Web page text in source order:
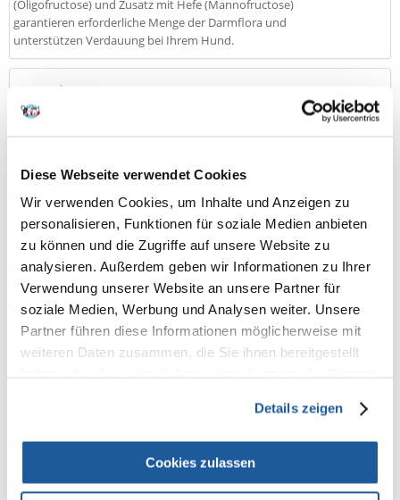
Diese Webseite verwendet Cookies
Wir verwenden Cookies, um Inhalte und Anzeigen zu
personalisieren, Funktionen für soziale Medien anbieten
zu können und die Zugriffe auf unsere Website zu
analysieren. Außerdem geben wir Informationen zu Ihrer
Verwendung unserer Website an unsere Partner für
soziale Medien, Werbung und Analysen weiter. Unsere
Partner führen diese Informationen möglicherweise mit
weiteren Daten zusammen, die Sie ihnen bereitgestellt
Details zeigen
Cookies zulassen
(Oligofructose) und Zusatz mit Hefe (Mannofructose)
garantieren erforderliche Menge der Darmflora und
unterstützen Verdauung bei Ihrem Hund.
Richtig bilanzierte Fettsäure des Typs Omega-3 und
Omega-6 garantieren in Verbindung mit dem
organischen Zink (chelatiert) sichern glänzendes Fell
sowie glatte und gesunde Haut.
Antioxidationsmittel, hemmen die Alterungsprozesse
und schützen die Zellen gegen schädliche